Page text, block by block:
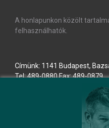
A honlapunkon közölt
felhasználhatók.
Címünk: 1141 Budapest,
Tel: 489-0880 Fax: 489-0879
Minden jog fenntartva! ©